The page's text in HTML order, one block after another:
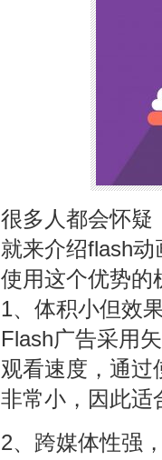
很多人都会怀疑
就来介绍flash
使用这个优势的
1、体积小但效
Flash广告采用
观看速度，通过
非常小，因此适
2、跨媒体性强